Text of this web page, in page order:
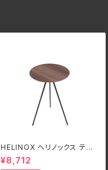
HELINOX ヘリノックス テー
ブルオー HOME DECO &
BEACH ウォルナット
¥8,712